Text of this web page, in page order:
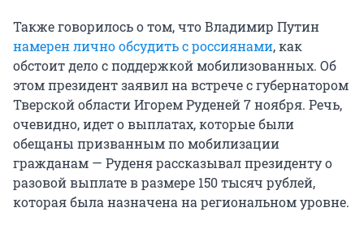
Также говорилось о том, что Владимир Путин
намерен лично обсудить с россиянами, как
обстоит дело с поддержкой мобилизованных. Об
этом президент заявил на встрече с губернатором
Тверской области Игорем Руденей 7 ноября. Речь,
очевидно, идет о выплатах, которые были
обещаны призванным по мобилизации
гражданам — Руденя рассказывал президенту о
разовой выплате в размере 150 тысяч рублей,
которая была назначена на региональном уровне.